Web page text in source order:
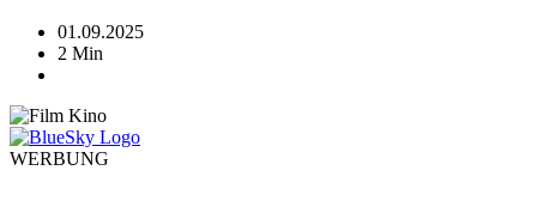
01.09.2025
2 Min
WERBUNG